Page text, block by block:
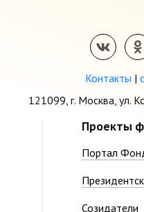
Контакты |
121099, г. Москва, ул.
Проекты
Портал
Созидатели